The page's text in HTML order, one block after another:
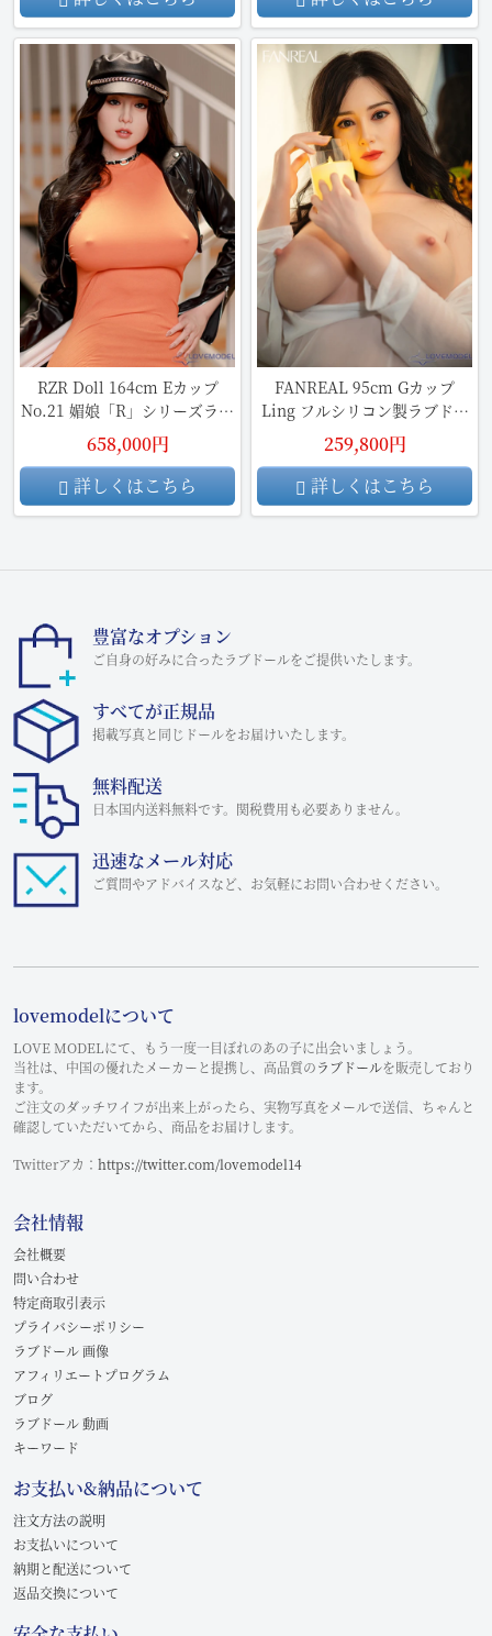
RZR Doll 164cm Eカップ
No.21 媚娘「R」シリーズラブ
ドール
658,000円
詳しくはこちら
FANREAL 95cm Gカップ
Ling フルシリコン製ラブドー
ル
259,800円
詳しくはこちら
豊富なオプション
ご自身の好みに合ったラブドールをご提供いたします。
すべてが正規品
掲載写真と同じドールをお届けいたします。
無料配送
日本国内送料無料です。関税費用も必要ありません。
迅速なメール対応
ご質問やアドバイスなど、お気軽にお問い合わせください。
lovemodelについて
LOVE MODELにて、もう一度一目ぼれのあの子に出会いましょう。
当社は、中国の優れたメーカーと提携し、高品質のラブドールを販売しており
ます。
ご注文のダッチワイフが出来上がったら、実物写真をメールで送信、ちゃんと
確認していただいてから、商品をお届けします。
Twitterアカ： https://twitter.com/lovemodel14
会社情報
会社概要
問い合わせ
特定商取引表示
プライバシーポリシー
ラブドール 画像
アフィリエートプログラム
ブログ
ラブドール 動画
キーワード
お支払い&納品について
注文方法の説明
お支払いについて
納期と配送について
返品交換について